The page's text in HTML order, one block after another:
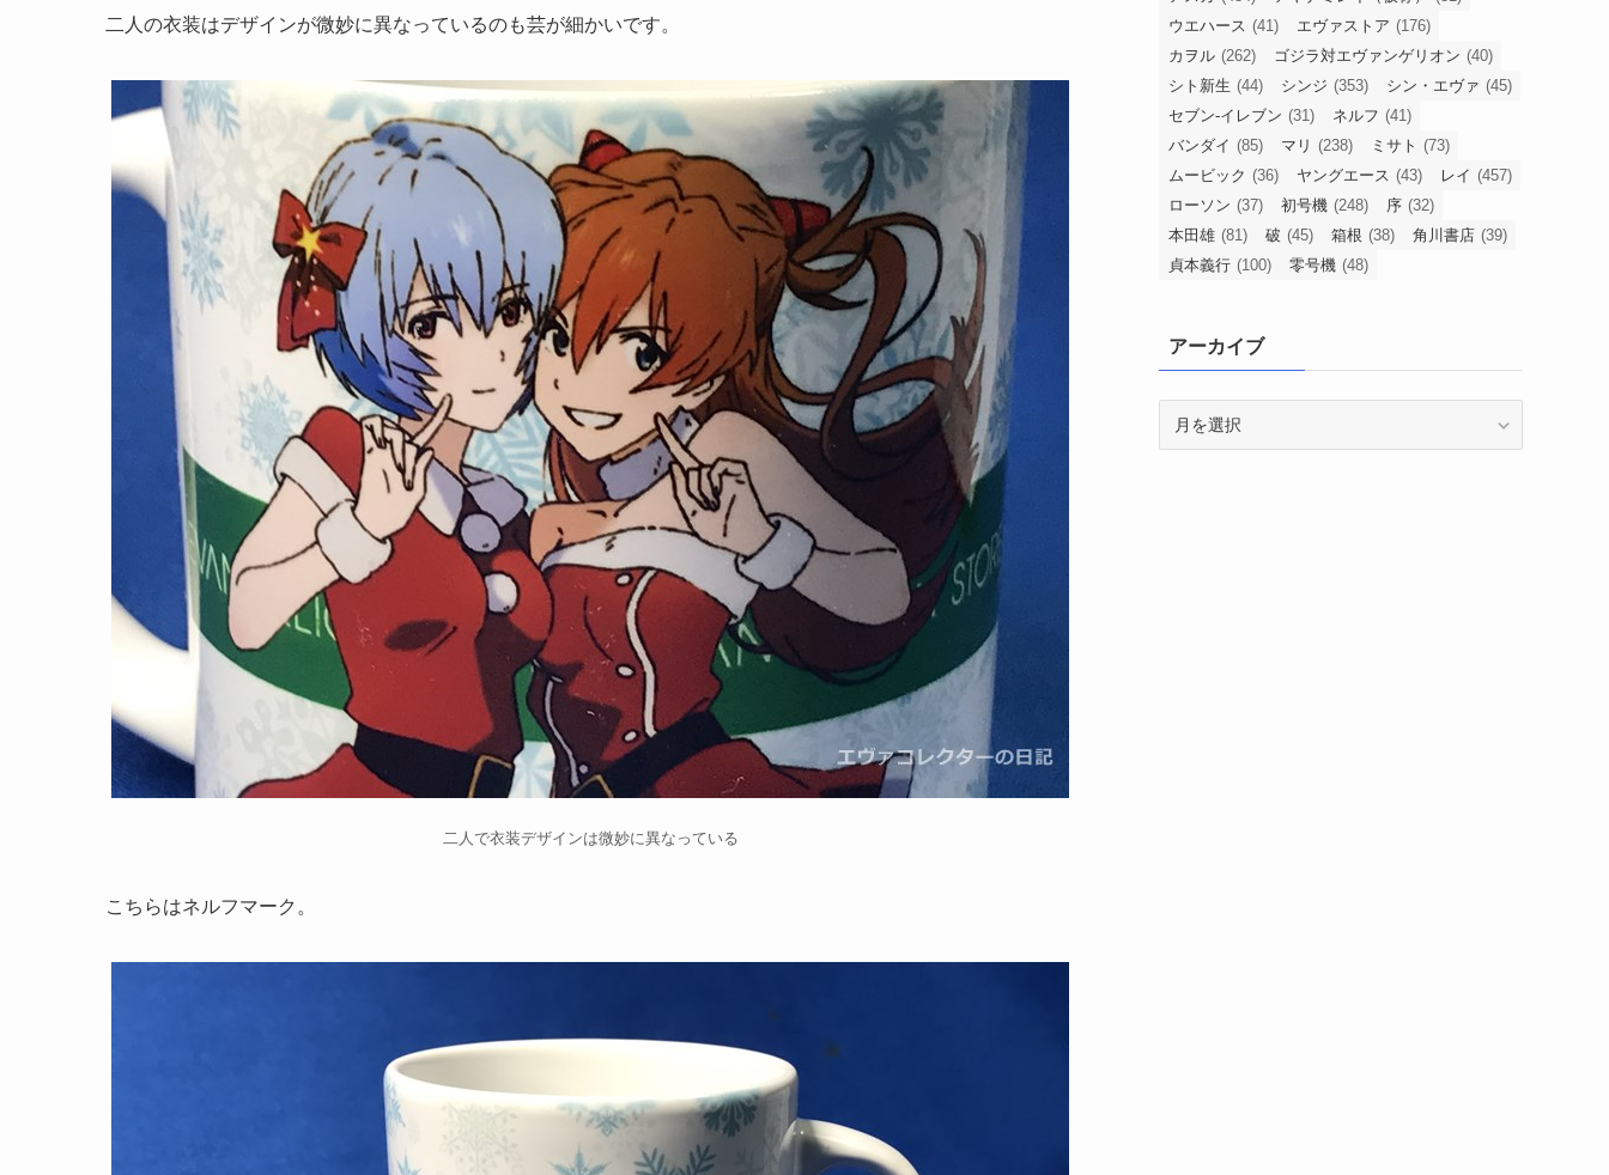
二人の衣装はデザインが微妙に異なっているのも芸が細かいです。
二人で衣装デザインは微妙に異なっている
こちらはネルフマーク。
ウエハース (41) エヴァストア (176)
カヲル (262) ゴジラ対エヴァンゲリオン (40)
シト新生 (44) シンジ (353) シン・エヴァ (45)
セブン-イレブン (31) ネルフ (41)
バンダイ (85) マリ (238) ミサト (73)
ムービック (36) ヤングエース (43) レイ (457)
ローソン (37) 初号機 (248) 序 (32)
本田雄 (81) 破 (45) 箱根 (38) 角川書店 (39)
貞本義行 (100) 零号機 (48)
アーカイブ